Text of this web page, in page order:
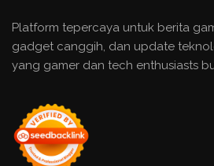
Platform tepercaya untuk berita
gadget canggih, dan update
yang gamer dan tech enthusiasts